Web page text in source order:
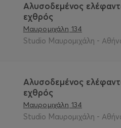
Αλυσοδεμένος
εχθρός
Μαυρομιχάλη 134
Studio Μαυρομιχάλη -
Αλυσοδεμένος
εχθρός
Μαυρομιχάλη 134
Studio Μαυρομιχάλη -